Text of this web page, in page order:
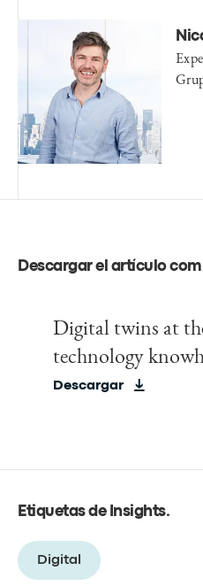
Descargar el artículo
Digital twins at
technology
Descargar
Etiquetas de Insights.
Digital